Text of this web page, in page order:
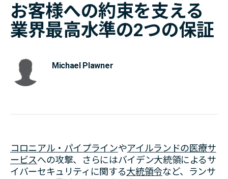
お客様への約束を支える
業界最高水準の2つの保証
Michael Plawner
コロニアル・パイプラインやアイルランドの医療サ
ービスへの攻撃、さらにはバイデン大統領によるサ
イバーセキュリティに関する大統領令など、ランサ